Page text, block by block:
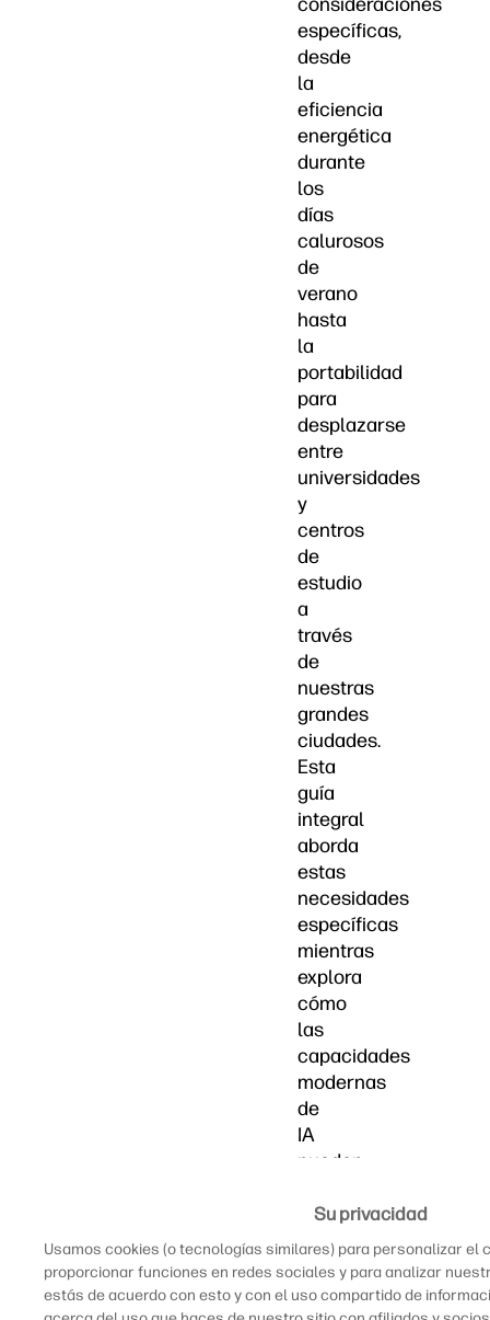
específicas,
desde
la
eficiencia
energética
durante
los
días
calurosos
de
verano
hasta
la
portabilidad
para
desplazarse
entre
universidades
y
centros
de
estudio
a
través
de
nuestras
grandes
ciudades.
Esta
guía
integral
aborda
estas
necesidades
específicas
mientras
explora
cómo
las
capacidades
modernas
de
IA
pueden
tanto
tu
rendimiento
académico
Su privacidad
Usamos cookies (o tecnologías similares) para personalizar el
proporcionar funciones en redes sociales y para analizar
estás de acuerdo con esto y con el uso compartido de